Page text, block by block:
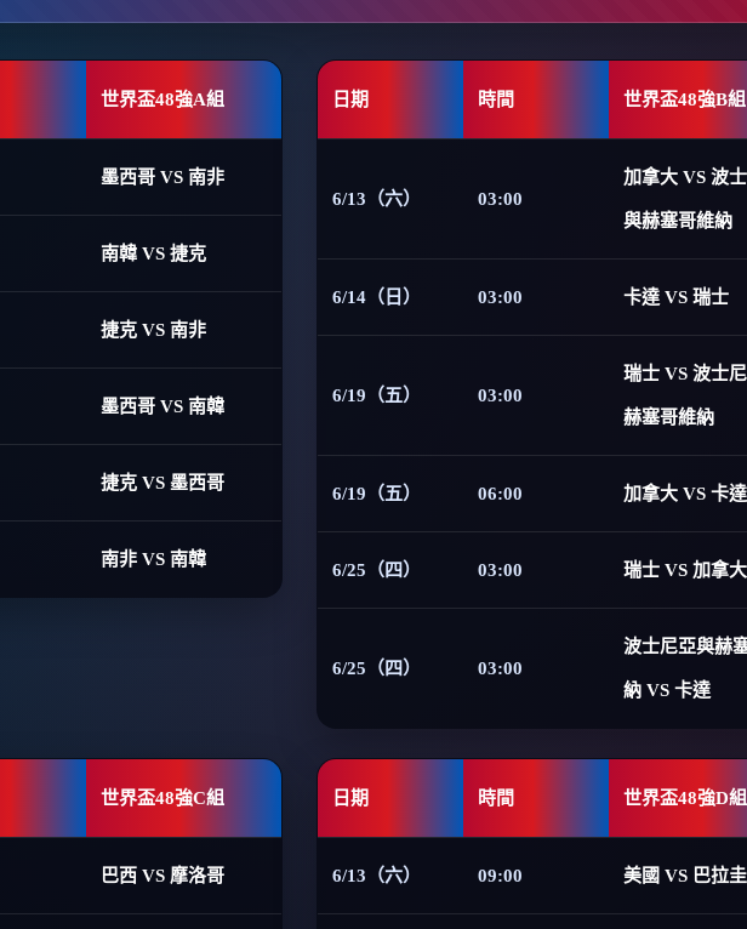
世界盃48強A組
墨西哥 VS 南非
南韓 VS 捷克
捷克 VS 南非
墨西哥 VS 南韓
捷克 VS 墨西哥
南非 VS 南韓
日期 時間 世界盃48強B組
6/13（六） 03:00
加拿大 VS 波
與赫塞哥維納
6/14（日） 03:00 卡達 VS 瑞士
6/19（五） 03:00
瑞士 VS 波士
赫塞哥維納
6/19（五） 06:00 加拿大 VS 卡達
6/25（四） 03:00 瑞士 VS 加拿大
6/25（四） 03:00
波士尼亞與赫
納 VS 卡達
世界盃48強C組
巴西 VS 摩洛哥
日期 時間 世界盃48強D組
6/13（六） 09:00 美國 VS 巴拉圭